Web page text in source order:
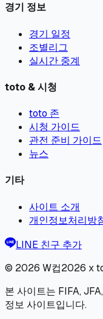
경기 정보
경기 일정
조별리그
실시간 중계
toto & 시청
toto 존
시청 가이드
관전 준비 가이드
뉴스
기타
사이트 소개
개인정보처리방
LINE 친구 추가
© 2026 W컵2026 x
본 사이트는 FIFA,
정보 사이트입니다.